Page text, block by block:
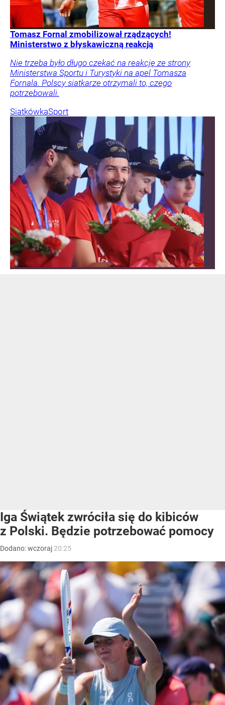
Tomasz Fornal zmobilizował rządzących!
Ministerstwo z błyskawiczną reakcją
Nie trzeba było długo czekać na reakcję ze strony
Ministerstwa Sportu i Turystyki na apel Tomasza
Fornala. Polscy siatkarze otrzymali to, czego
potrzebowali.
SiatkówkaSport
Iga Świątek zwróciła się do kibiców
z Polski. Będzie potrzebować pomocy
Dodano:wczoraj 20:25